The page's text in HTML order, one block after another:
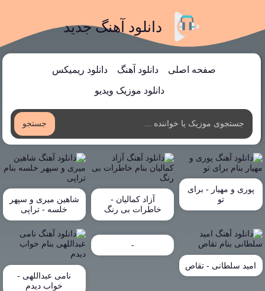
دانلود آهنگ جدید
صفحه اصلی دانلود آهنگ دانلود ریمیکس
دانلود موزیک ویدیو
جستجو
پوری و مهیار - برای
تو
آزاد کمالیان -
خاطرات بی رنگ
شاهین میری و سپهر
خلسه - تراپی
امید سلطانی - تقاص
-
نامی عبداللهی -
خواب دیدم